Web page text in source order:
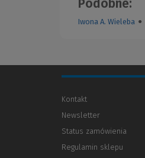
Podobne:
Iwona A. Wieleba ●
Kontakt
Newsletter
Status zamówienia
Regulamin sklepu